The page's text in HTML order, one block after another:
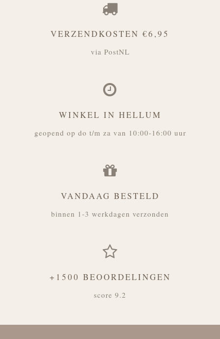
VERZENDKOSTEN €6,95
via PostNL
WINKEL IN HELLUM
geopend op do t/m za van 10:00-16:00 uur
VANDAAG BESTELD
binnen 1-3 werkdagen verzonden
+1500 BEOORDELINGEN
score 9.2